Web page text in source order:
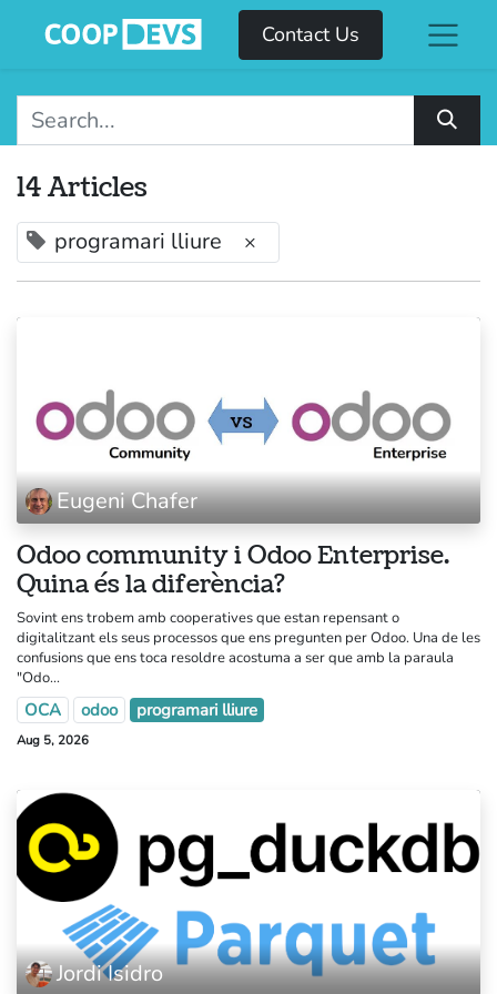
Contact Us
14 Articles
programari lliure ×
Eugeni Chafer
Odoo community i Odoo Enterprise.
Quina és la diferència?
Sovint ens trobem amb cooperatives que estan repensant o
digitalitzant els seus processos que ens pregunten per Odoo. Una de les
confusions que ens toca resoldre acostuma a ser que amb la paraula
"Odo...
OCA odoo programari lliure
Aug 5, 2026
Jordi Isidro